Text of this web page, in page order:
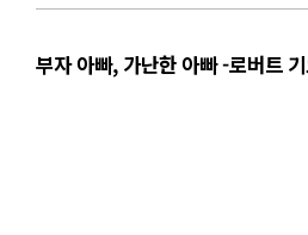
부자 아빠, 가난한 아빠 -로버트